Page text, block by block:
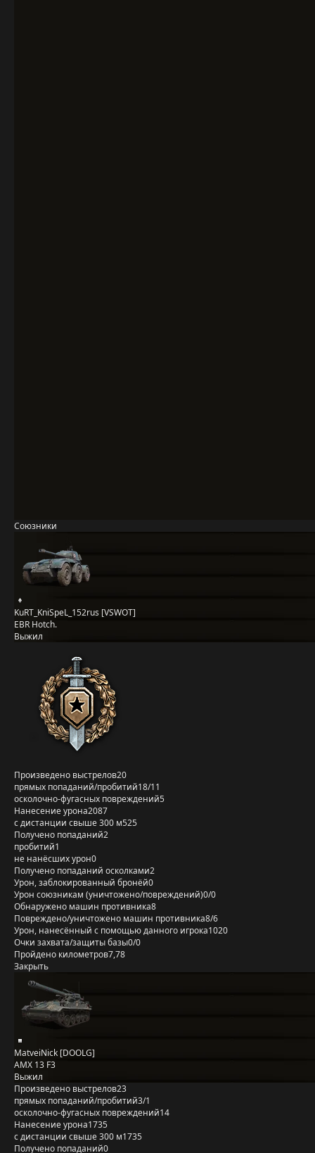
Союзники
KuRT_KniSpeL_152rus [VSWOT]
EBR Hotch.
Выжил
Произведено выстрелов20
прямых попаданий/пробитий18/11
осколочно-фугасных повреждений5
Нанесение урона2087
с дистанции свыше 300 м525
Получено попаданий2
пробитий1
не нанёсших урон0
Получено попаданий осколками2
Урон, заблокированный бронёй0
Урон союзникам (уничтожено/повреждений)0/0
Обнаружено машин противника8
Повреждено/уничтожено машин противника8/6
Урон, нанесённый с помощью данного игрока1020
Очки захвата/защиты базы0/0
Пройдено километров7,78
Закрыть
MatveiNick [DOOLG]
AMX 13 F3
Выжил
Произведено выстрелов23
прямых попаданий/пробитий3/1
осколочно-фугасных повреждений14
Нанесение урона1735
с дистанции свыше 300 м1735
Получено попаданий0